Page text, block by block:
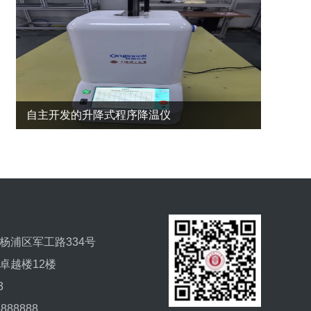
自主开发的升降式程序降温仪
浦区军工路334号
越楼12楼